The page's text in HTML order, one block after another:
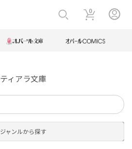
0
ティアラ文庫
ジャンルから探す